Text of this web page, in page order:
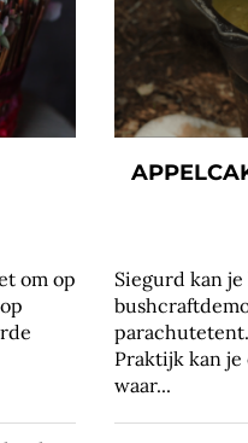
om op
Siegurd kan
Praktijk kan je
waar...